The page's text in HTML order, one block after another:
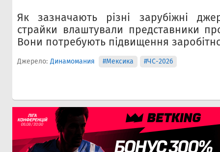
Як зазначають різні зарубіжні
страйки влаштували представники
Вони потребують підвищення
Джерело: Динамомания #Мексика #ЧС-2026